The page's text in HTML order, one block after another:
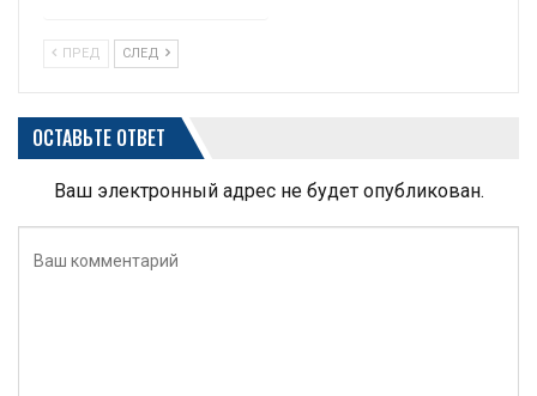
ПРЕД СЛЕД
ОСТАВЬТЕ ОТВЕТ
Ваш электронный адрес не будет опубликован.